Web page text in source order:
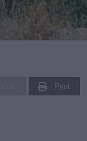
Print